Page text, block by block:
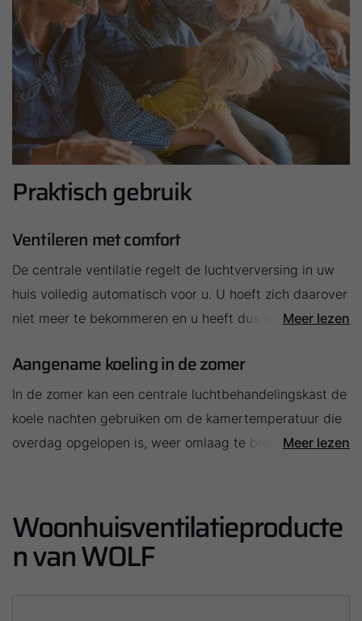
Praktisch gebruik
Ventileren met comfort
De centrale ventilatie regelt de luchtverversing in uw
huis volledig automatisch voor u. U hoeft zich daarover
niet meer te bekommeren en u heeft dus meer tijd voor
toestel vertrouwen, want dan gaat de luchtkwaliteit
meestal achteruit en hebt u een gezonde lucht het
hardst nodig voor een heilzame slaap.
Meer lezen
Aangename koeling in de zomer
In de zomer kan een centrale luchtbehandelingskast de
koele nachten gebruiken om de kamertemperatuur die
overdag opgelopen is, weer omlaag te brengen. Als de
een warmtepomp met koelfunctie.
Meer lezen
Woonhuisventilatieproducte
n van WOLF